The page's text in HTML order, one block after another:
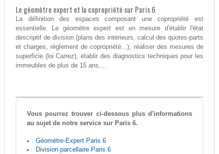
Le géomètre expert et la copropriété sur Paris 6
La définition des espaces composant une copropriété est
essentielle. Le géomètre expert est en mesure d'établir l'état
descriptif de division (plans des intérieurs, calcul des quotes-parts
et charges, règlement de copropriété...), réaliser des mesures de
superficie (loi Carrez), établir des diagnostics techniques pour les
immeubles de plus de 15 ans,...
Vous pourrez trouver ci-dessous plus d'informations
au sujet de notre service sur Paris 6.
Géomètre-Expert Paris 6
Division parcellaire Paris 6